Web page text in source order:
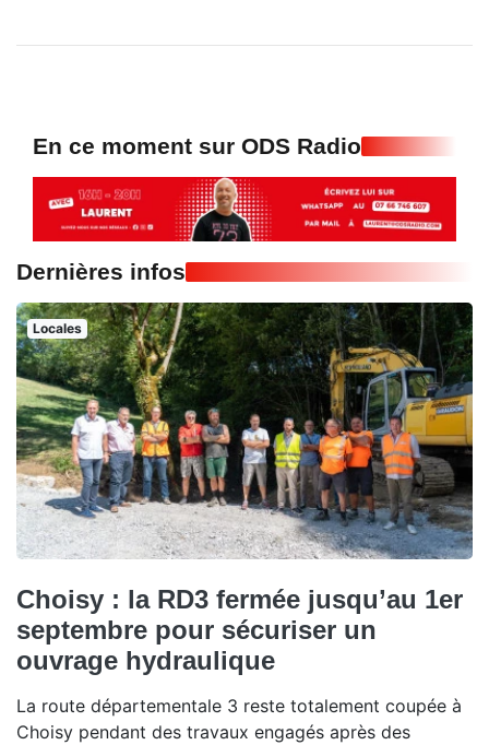
En ce moment sur ODS Radio
Dernières infos
Locales
Choisy : la RD3 fermée jusqu’au 1er
septembre pour sécuriser un
ouvrage hydraulique
La route départementale 3 reste totalement coupée à
Choisy pendant des travaux engagés après des